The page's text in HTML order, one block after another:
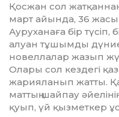
Қосжан сол
март айында, 36
Ауруханаға бір
алуан тұшымды
новеллалар жазып
Олары сол кездегі
жарияланып жатты.
маттың шайпау
қуып, үй қызметкер